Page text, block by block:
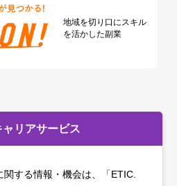
地域を切り口に スキル
を活かした副業
ャリアサービス
する情報・機会は、「ETIC.